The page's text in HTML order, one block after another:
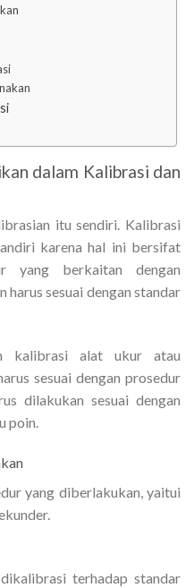
dalam Kalibrasi dan
itu sendiri. Kalibrasi
karena hal ini bersifat
yang berkaitan dengan
harus sesuai dengan standar
kalibrasi alat ukur atau
sesuai dengan prosedur
dilakukan sesuai dengan
poin.
yang diberlakukan, yaitui
terhadap standar